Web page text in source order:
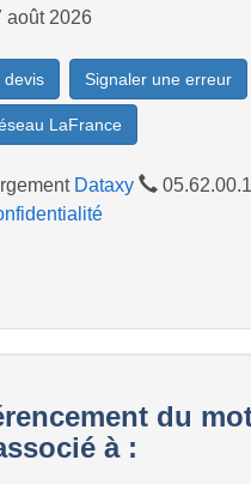
août 2026
devis Signaler une erreur
LaFrance
Dataxy
du
à :